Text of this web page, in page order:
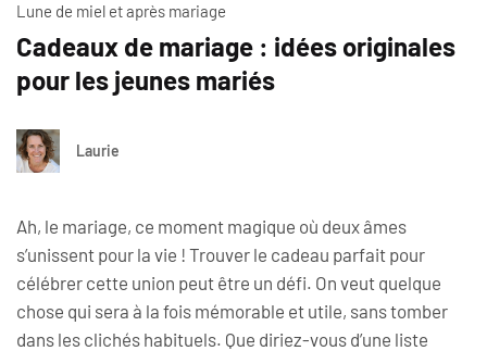
Lune de miel et après mariage
Cadeaux de mariage : idées originales
pour les jeunes mariés
Laurie
Ah, le mariage, ce moment magique où deux âmes
s’unissent pour la vie ! Trouver le cadeau parfait pour
célébrer cette union peut être un défi. On veut quelque
chose qui sera à la fois mémorable et utile, sans tomber
dans les clichés habituels. Que diriez-vous d’une liste